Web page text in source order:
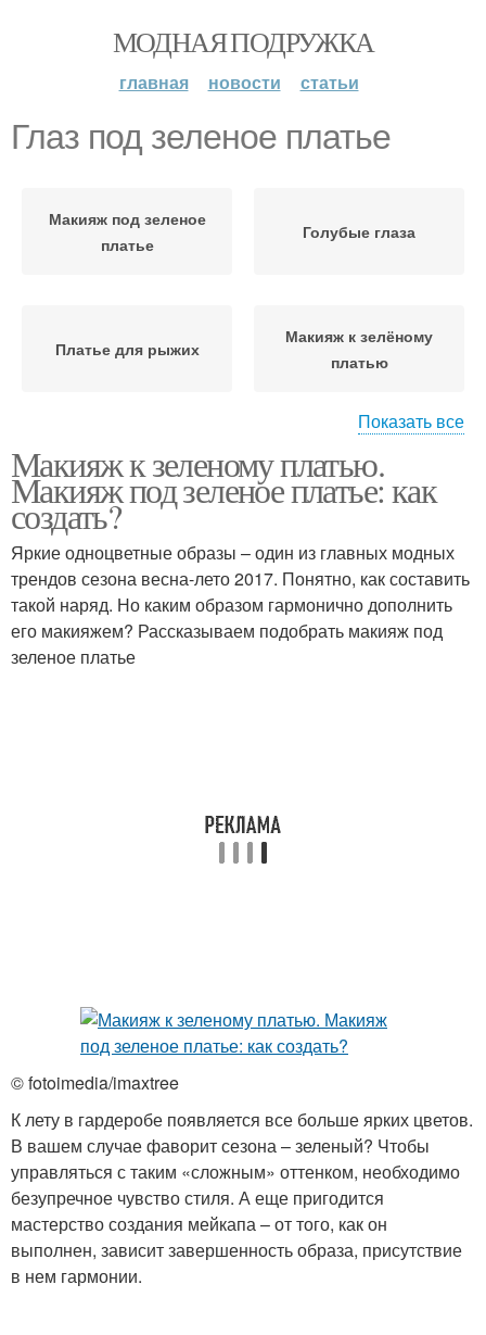
МОДНАЯ ПОДРУЖКА
главная новости статьи
Глаз под зеленое платье
Макияж под зеленое
платье
Голубые глаза
Платье для рыжих
Макияж к зелёному
платью
Платье для карих глаз
платье
Блондинка в
изумрудном платье
Показать все
Макияж к зеленому платью.
Макияж под зеленое платье: как
создать?
Яркие одноцветные образы – один из главных модных
трендов сезона весна-лето 2017. Понятно, как составить
такой наряд. Но каким образом гармонично дополнить
его макияжем? Рассказываем подобрать макияж под
зеленое платье
© fotoimedia/imaxtree
К лету в гардеробе появляется все больше ярких цветов.
В вашем случае фаворит сезона – зеленый? Чтобы
управляться с таким «сложным» оттенком, необходимо
безупречное чувство стиля. А еще пригодится
мастерство создания мейкапа – от того, как он
выполнен, зависит завершенность образа, присутствие
в нем гармонии.